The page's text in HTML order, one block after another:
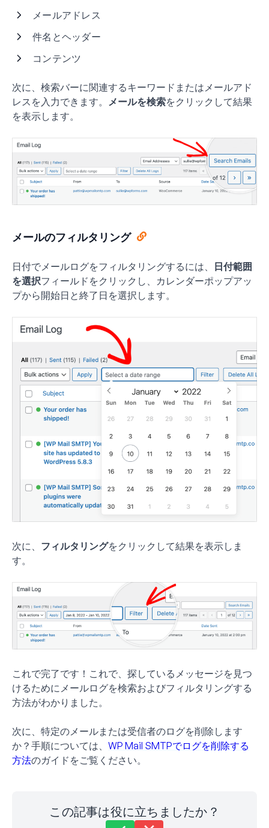
メールアドレス
件名とヘッダー
コンテンツ
次に、検索バーに関連するキーワードまたはメールアド
レスを入力できます。
メールを検索をクリックして結果
を表示します。
メールのフィルタリング
日付でメールログをフィルタリングするには、 日付範囲
を選択フィールドをクリックし、カレンダーポップアッ
プから開始日と終了日を選択します。
次に、 フィルタリングをクリックして結果を表示しま
す。
これで完了です！これで、探しているメッセージを見つ
けるためにメールログを検索およびフィルタリングする
方法がわかりました。
次に、特定のメールまたは受信者のログを削除します
か？手順については、 WP Mail SMTPでログを削除する
方法のガイドをご覧ください。
この記事は役に立ちましたか？